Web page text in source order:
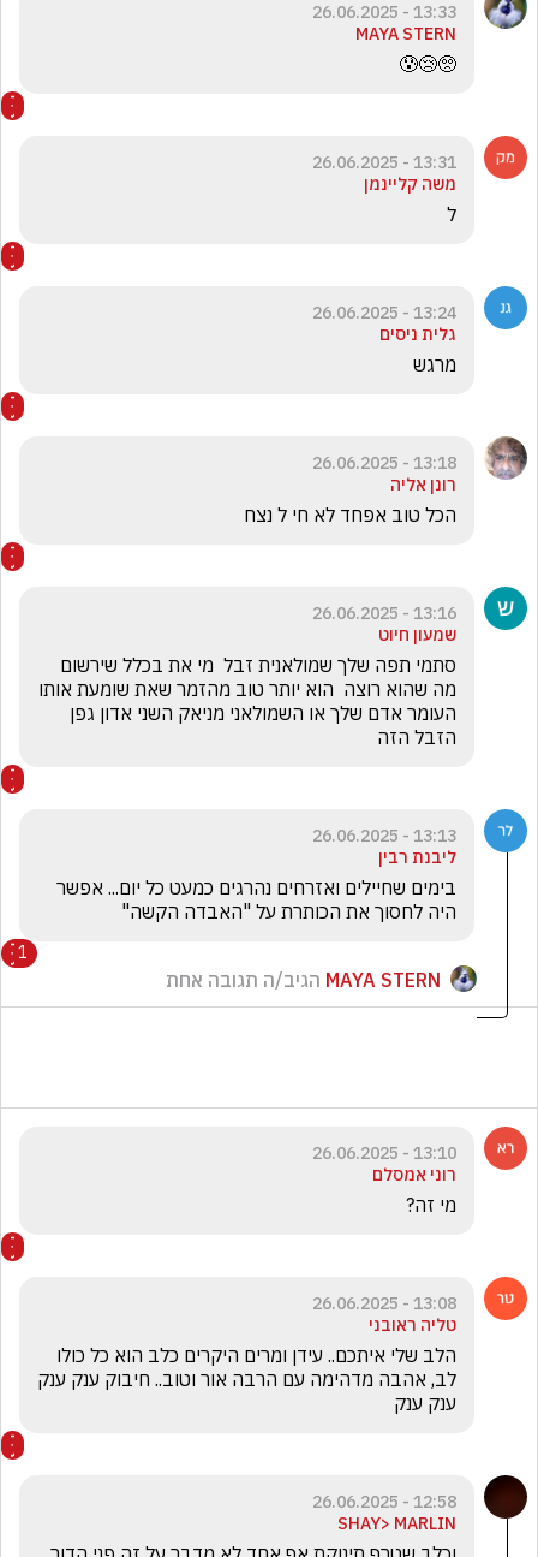
13:33 - 26.06.2025
MAYA STERN
🥺😢😰
13:31 - 26.06.2025
משה קליינמן
ל
13:24 - 26.06.2025
גלית ניסים
מרגש
13:18 - 26.06.2025
רונן אליה
הכל טוב אפחד לא חי ל נצח
13:16 - 26.06.2025
שמעון חיוט
הזבל הזה
13:13 - 26.06.2025
ליבנת רבין
היה לחסוך את הכותרת על "האבדה הקשה"
1
MAYA STERN הגיב/ה תגובה אחת
13:10 - 26.06.2025
רוני אמסלם
מי זה?
13:08 - 26.06.2025
טליה ראובני
ענק ענק
12:58 - 26.06.2025
SHAY> MARLIN